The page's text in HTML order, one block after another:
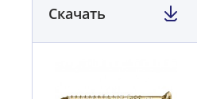
Скачать